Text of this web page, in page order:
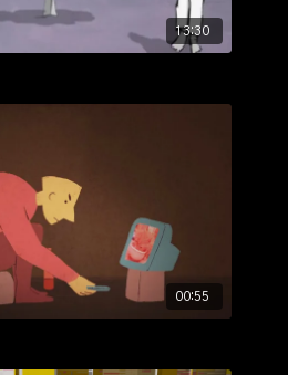
13:30
00:55